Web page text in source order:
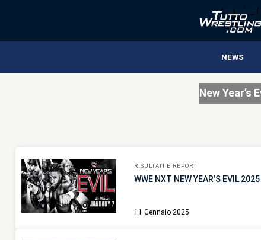
NEWS
New Year’s
RISULTATI E REPORT
WWE NXT NEW YEAR’S EVIL
11 Gennaio 2025